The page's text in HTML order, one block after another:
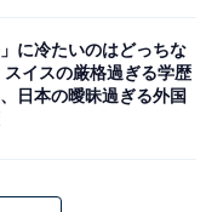
」に冷たいのはどっちな
スイスの厳格過ぎる学歴
日本の曖昧過ぎる外国